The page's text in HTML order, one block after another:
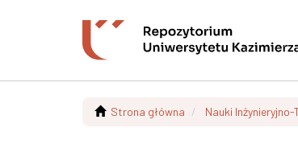
Strona główna Nauki Inżynieryjno-